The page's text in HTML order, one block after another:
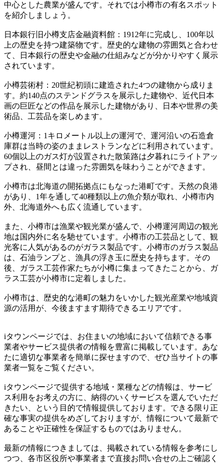
中心とした農業が盛んです。それでは小樽市の有名スポット
を紹介しましょう。
日本銀行旧小樽支店金融資料館：1912年に完成し、100年以
上の歴史を持つ建築物です。歴史的な建物の雰囲気と合わせ
て、日本銀行の歴史や金融の仕組みなどが分かりやすく展示
されています。
小樽芸術村：20世紀初頭に建造された4つの建物から成りま
す。約140点のステンドグラスを展示した建物や、近代日本
画の巨匠などの作品を展示した建物があり、日本や世界の美
術品、工芸品を楽しめます。
小樽運河：1キロメートル以上の運河で、運河沿いの石造倉
庫群は当時の姿のままレストランなどに利用されています。
60個以上のガス灯が設置された散策路は夕暮れにライトアッ
プされ、昼間とは違った雰囲気を味わうことができます。
小樽市は北海道の開拓拠点にもなった港町です。天然の良港
があり、1年を通して40種類以上の魚介類が取れ、小樽市内
外、北海道外へも広く流通しています。
また、小樽市は漁業や観光業が盛んで、小樽運河周辺の観光
地は国内外に名を馳せています。小樽市の工芸品として、観
光客に人気があるのがガラス製品です。小樽市のガラス製品
は、石油ランプと、漁具の浮き玉に歴史を持ちます。その
後、ガラス工芸作家たちが小樽に集まってきたことから、ガ
ラス工芸が小樽市に定着しました。
小樽市は、歴史的な港町の魅力をいかした観光産業や地域資
源の活用が、今後ますます期待できるエリアです。
iタウンページでは、お住まいの地域において信頼できる事
業者やサービス提供者の情報を豊富に掲載しています。あな
たに適切な事業者を簡単に探せますので、ぜひ当サイトの事
業者一覧をご覧ください。
iタウンページで提供する地域・業種などの情報は、サービ
ス利用をお考えの方に、納得のいくサービスを選んでいただ
きたい、という目的で情報提供しております。できる限り正
確な事実の提供をめざしておりますが、情報について最新で
あることや正確性を保証するものではありません。
最新の情報につきましては、掲載されている情報を参考にし
つつ、各市区役所や事業者まで直接お問い合せの上ご確認く